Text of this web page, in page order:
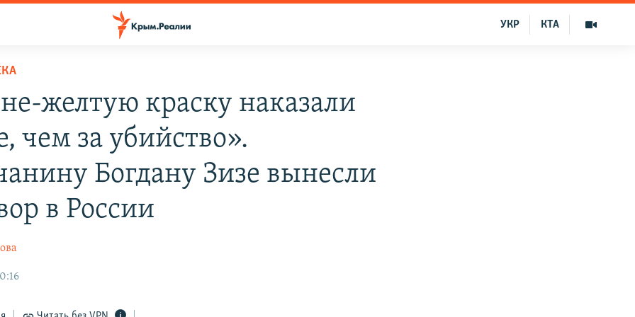
КТА
УКР
желтую краску наказали
чем за убийство».
Богдану Зизе вынесли
в России